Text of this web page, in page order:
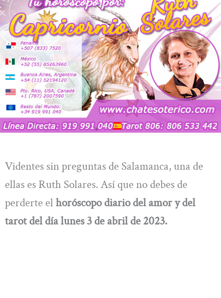
Videntes sin preguntas de Salamanca, una de
ellas es Ruth Solares. Así que no debes de
perderte el horóscopo diario del amor y del
tarot del día lunes 3 de abril de 2023.